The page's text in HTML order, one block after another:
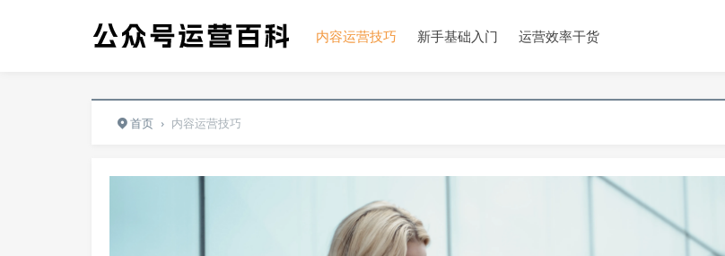
内容运营技巧 新手基础入门 运营效率干货
首页 › 内容运营技巧